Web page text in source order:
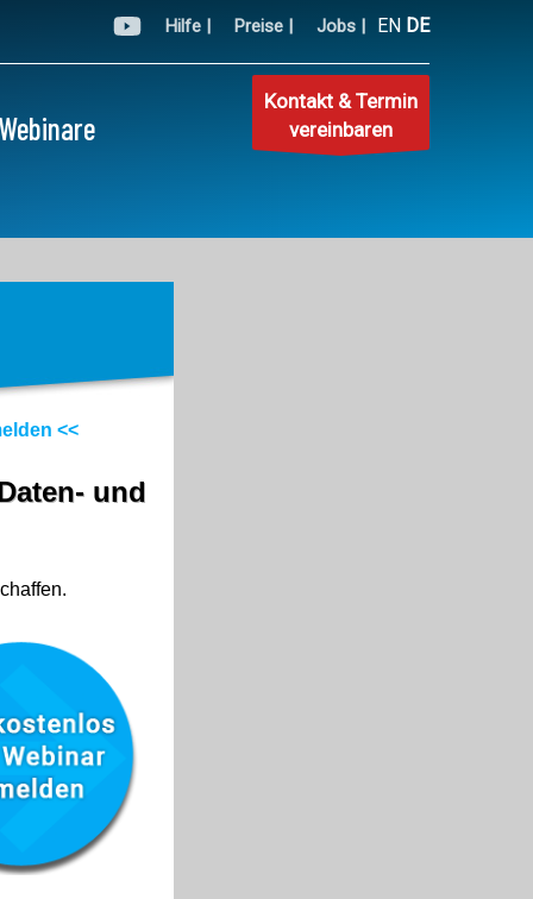
Hilfe | Preise | Jobs | EN DE
Webinare
Kontakt & Termin
vereinbaren
<<
und